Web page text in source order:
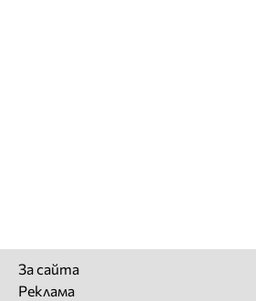
За сайта
Реклама